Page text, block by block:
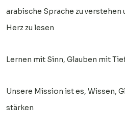
arabische Sprache zu verstehen
Herz zu lesen
Lernen mit Sinn, Glauben mit
Unsere Mission ist es, Wissen,
stärken